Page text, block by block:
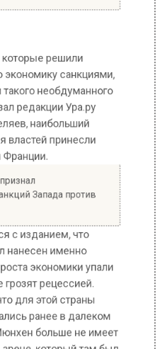
санкциями,
необдуманного
наибольший
властей принесли
Франции.
Запада против
с изданием, что
нанесен именно
экономики упали
рецессией.
для этой страны
ранее в далеком
больше не имеет
который там был